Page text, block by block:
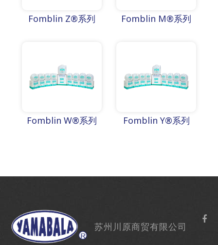
Fomblin Z®系列 Fomblin M®系列
Fomblin W®系列 Fomblin Y®系列
苏州川原商贸有限公司